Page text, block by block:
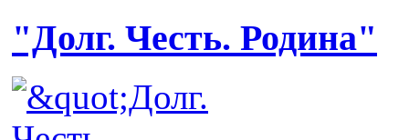
"Долг. Честь. Родина"